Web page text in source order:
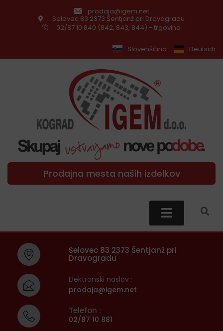
prodaja@igem.net
Selovec 83 2373 Šentjanž pri Dravogradu
02/87 10 840 (842, 843, 844) - trgovina
Slovenščina Deutsch
Prodajna mesta naših izdelkov
Selovec 83 2373 Šentjanž pri
Dravogradu
Elektronski naslov :
prodaja@igem.net
Telefon :
02/87 10 881